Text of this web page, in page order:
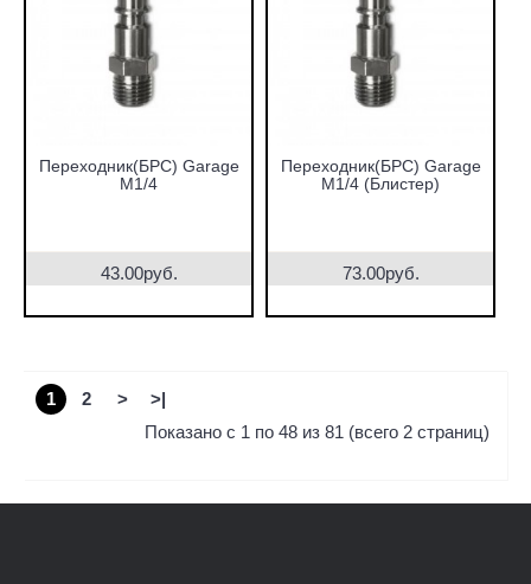
Переходник(БРС) Garage
М1/4
43.00руб.
Переходник(БРС) Garage
М1/4 (Блистер)
73.00руб.
1 2 >
>|
Показано с 1 по 48 из 81 (всего 2 страниц)